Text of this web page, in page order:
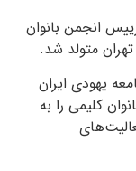
انجمن بانوان
متولد شد.
یهودی ایران
کلیمی را به